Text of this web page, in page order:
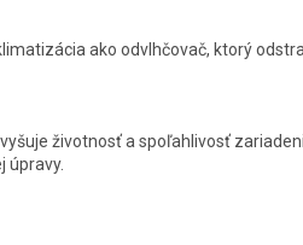
ako odvlhčovač, ktorý
životnosť a spoľahlivosť
úpravy.